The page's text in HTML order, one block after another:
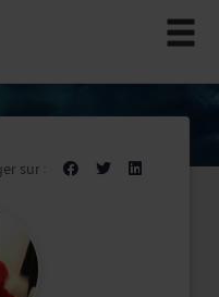
sur :